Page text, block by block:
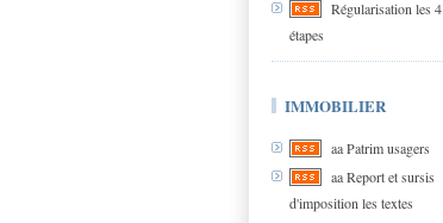
Régularisation les 4
étapes
IMMOBILIER
aa Patrim usagers
aa Report et sursis
d'imposition les textes